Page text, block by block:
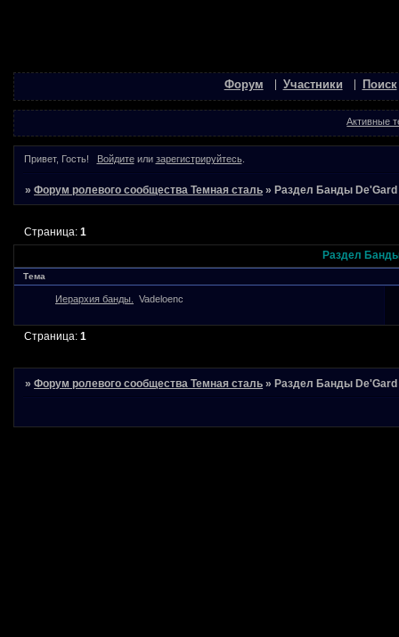
Форум Участники Поиск
Активные
Привет, Гость! Войдитеили зарегистрируйтесь.
»Форум ролевого сообщества Темная сталь »Раздел Банды De'Gard
Раздел
Страница:1
Тема
Иерархия банды. Vadeloenc
Страница:1
»Форум ролевого сообщества Темная сталь »Раздел Банды De'Gard